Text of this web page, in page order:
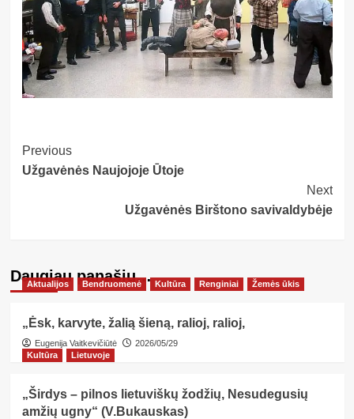
Post
Navigation
Previous
Užgavėnės Naujojoje Ūtoje
Next
Užgavėnės Birštono savivaldybėje
Daugiau panašių…
Aktualijos Bendruomenė Kultūra Renginiai Žemės ūkis
„Ėsk, karvyte, žalią šieną, ralioj, ralioj,
Eugenija Vaitkevičiūtė
2026/05/29
Kultūra
Lietuvoje
„Širdys – pilnos lietuviškų žodžių, Nesudegusių
amžių ugny“ (V.Bukauskas)